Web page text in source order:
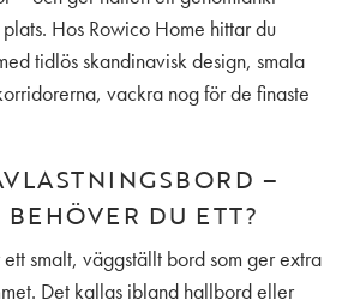
Hos Rowico Home hittar du
tidlös skandinavisk design, smala
vackra nog för de finaste
–
DU ETT?
smalt, väggställt bord som ger extra
Det kallas ibland hallbord eller